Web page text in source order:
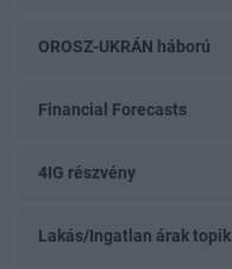
OROSZ-UKRÁN háború
Financial Forecasts
4IG részvény
Lakás/Ingatlan árak topik